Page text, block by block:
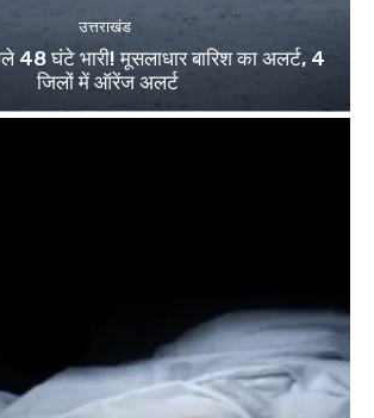
उत्तराखंड
48 घंटे भारी! मूसलाधार बारिश का अलर्ट, 4
जिलों में ऑरेंज अलर्ट